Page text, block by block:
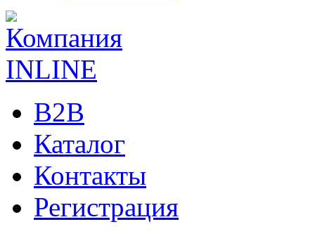
B2B
Каталог
Контакты
Регистрация